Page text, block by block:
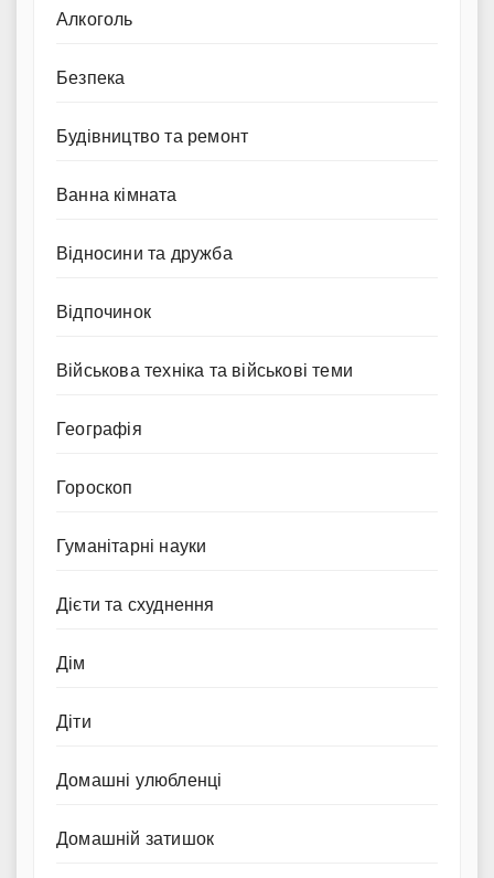
Алкоголь
Безпека
Будівництво та ремонт
Ванна кімната
Відносини та дружба
Відпочинок
Військова техніка та військові теми
Географія
Гороскоп
Гуманітарні науки
Дієти та схуднення
Дім
Діти
Домашні улюбленці
Домашній затишок